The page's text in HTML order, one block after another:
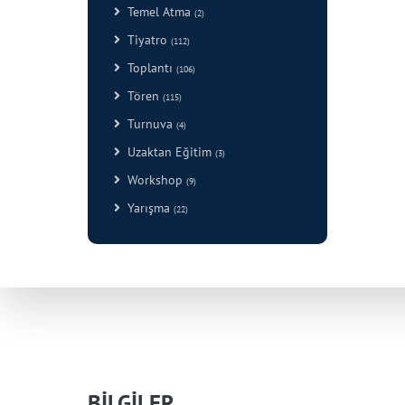
Temel Atma (2)
Tiyatro (112)
Toplantı (106)
Tören (115)
Turnuva (4)
Uzaktan Eğitim (3)
Workshop (9)
Yarışma (22)